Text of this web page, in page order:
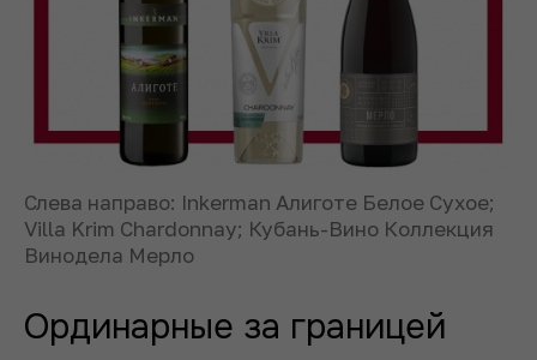
Слева направо: Inkerman Алиготе Белое Сухое;
Villa Krim Chardonnay; Кубань-Вино Коллекция
Винодела Мерло
Ординарные за границей